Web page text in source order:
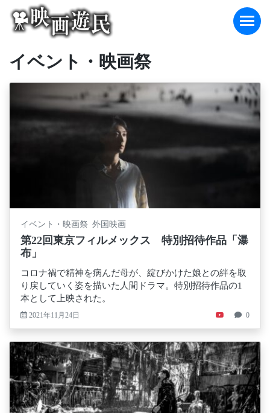
content
イベント・映画祭
イベント・映画祭 外国映画
第22回東京フィルメックス 特別招待作品「瀑
布」
コロナ禍で精神を病んだ母が、綻びかけた娘との絆を取
り戻していく姿を描いた人間ドラマ。特別招待作品の1
本として上映された。
2021年11月24日 0